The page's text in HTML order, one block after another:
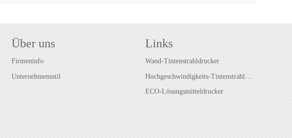
Über uns
Firmeninfo
Unternehmensstil
Links
Wand-Tintenstrahldrucker
ECO-Lösungsmitteldrucker